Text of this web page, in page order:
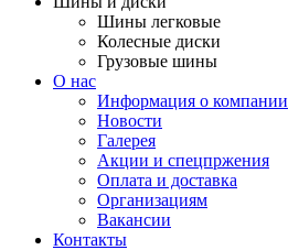
Шины легковые
Колесные диски
Грузовые шины
О нас
Информация о компании
Новости
Галерея
Акции и спецпржения
Оплата и доставка
Организациям
Вакансии
Контакты